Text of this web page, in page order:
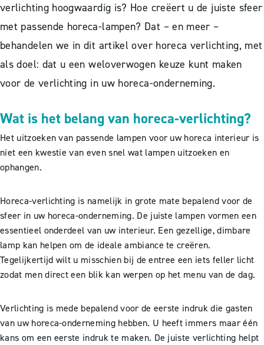
verlichting hoogwaardig is? Hoe creëert u de juiste sfeer
met passende horeca-lampen? Dat – en meer –
behandelen we in dit artikel over horeca verlichting, met
als doel: dat u een weloverwogen keuze kunt maken
voor de verlichting in uw horeca-onderneming.
Wat is het belang van horeca-verlichting?
Het uitzoeken van passende lampen voor uw horeca interieur is
niet een kwestie van even snel wat lampen uitzoeken en
ophangen.
Horeca-verlichting is namelijk in grote mate bepalend voor de
sfeer in uw horeca-onderneming. De juiste lampen vormen een
essentieel onderdeel van uw interieur. Een gezellige, dimbare
lamp kan helpen om de ideale ambiance te creëren.
Tegelijkertijd wilt u misschien bij de entree een iets feller licht
zodat men direct een blik kan werpen op het menu van de dag.
Verlichting is mede bepalend voor de eerste indruk die gasten
van uw horeca-onderneming hebben. U heeft immers maar één
kans om een eerste indruk te maken. De juiste verlichting helpt